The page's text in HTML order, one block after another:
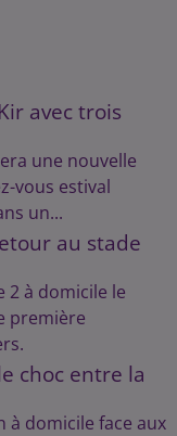
avec trois
une nouvelle
vous estival
un...
au stade
2 à domicile le
première
choc entre la
à domicile face aux